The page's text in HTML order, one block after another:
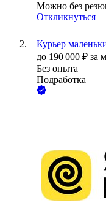
Можно без
Откликнуться
Курьер
до 190 000 ₽ за
Без опыта
Подработка